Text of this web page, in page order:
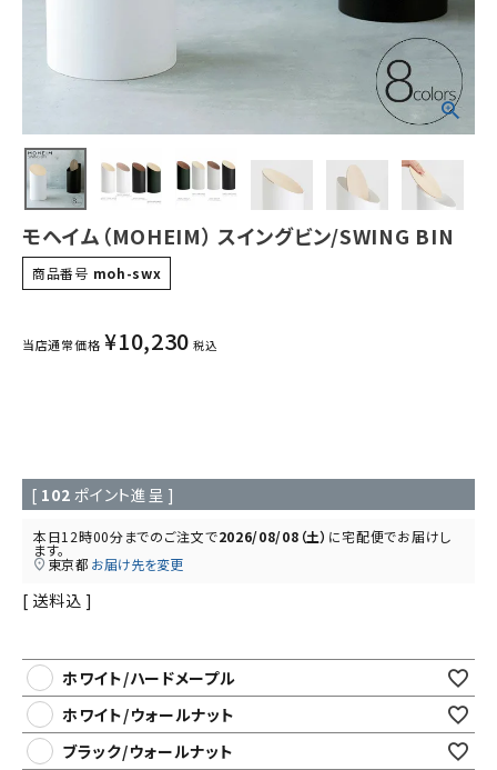
モヘイム（MOHEIM） スイングビン/SWING BIN
商品番号 moh-swx
当店通常価格 ¥10,230 税込
[ 102 ポイント進呈 ]
本日12時00分までのご注文で2026/08/08（土） に宅配便でお届けし
ます。
東京都 お届け先を変更
送料込
ホワイト/ハードメープル
ホワイト/ウォールナット
ブラック/ウォールナット